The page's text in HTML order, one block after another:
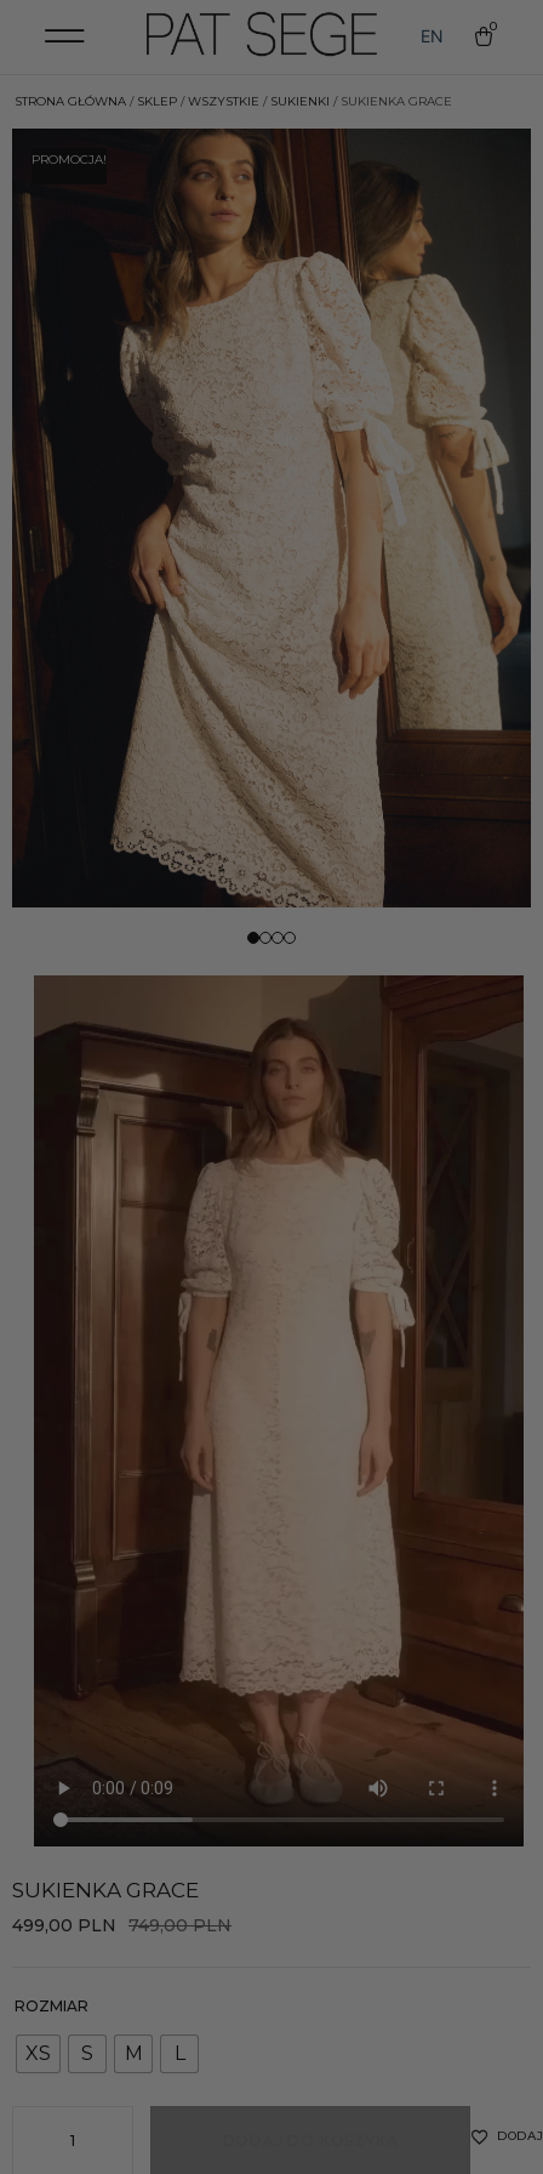
EN 0
STRONA GŁÓWNA / SKLEP /WSZYSTKIE / SUKIENKI / SUKIENKA GRACE
PROMOCJA!
SUKIENKA GRACE
749,00PLN
499,00 PLN
ROZMIAR
XS S M L